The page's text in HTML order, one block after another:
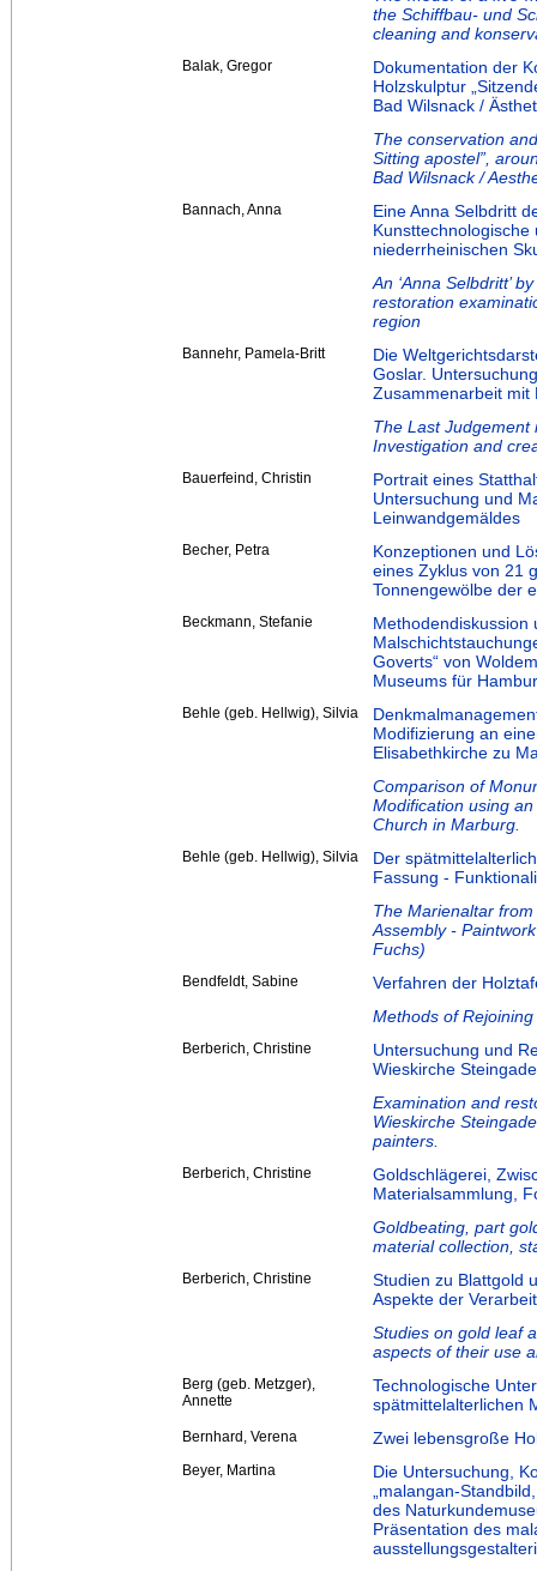
the Schiffbau- und
cleaning and
Balak, Gregor
Dokumentation der
Holzskulptur
Bad Wilsnack /
The conservation
Sitting apostel”,
Bad Wilsnack /
Bannach, Anna
Eine Anna Selbdritt
niederrheinischen
An ‘Anna Selbdritt’
restoration
region
Bannehr, Pamela-Britt
Die
Goslar.
Zusammenarbeit mit
The Last Judgement
Investigation and
Bauerfeind, Christin
Portrait eines
Untersuchung und
Leinwandgemäldes
Becher, Petra
Konzeptionen und
eines Zyklus von 21
Tonnengewölbe der
Beckmann, Stefanie
Methodendiskussion
Goverts“ von
Museums für
Behle (geb. Hellwig), Silvia
Modifizierung an
Elisabethkirche zu
Comparison of
Modification using
Church in Marburg.
Behle (geb. Hellwig), Silvia
Der
Fassung -
The Marienaltar
Assembly -
Fuchs)
Bendfeldt, Sabine
Verfahren der
Methods of
Berberich, Christine
Untersuchung und
Wieskirche
Examination and
Wieskirche
painters.
Berberich, Christine
Goldschlägerei,
Materialsammlung,
Goldbeating, part
material collection,
Berberich, Christine
Studien zu Blattgold
Aspekte der
Studies on gold leaf
aspects of their use
Berg (geb. Metzger),
Annette
Technologische
spätmittelalterlichen
Bernhard, Verena Zwei lebensgroße
Beyer, Martina
Die Untersuchung,
„malangan-
des
Präsentation des